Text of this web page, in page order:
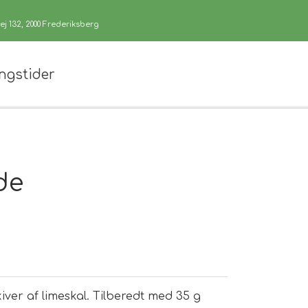
132, 2000 Frederiksberg
af limeskal. Tilberedt med 35 g